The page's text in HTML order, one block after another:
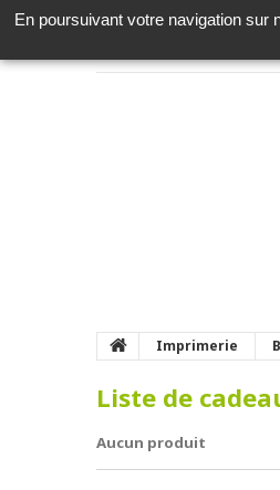
Imprimerie
Liste de
Aucun produit
En poursuivant votre navigation sur